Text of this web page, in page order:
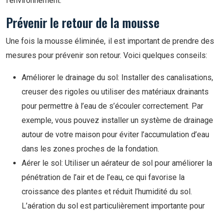
Prévenir le retour de la mousse
Une fois la mousse éliminée, il est important de prendre des
mesures pour prévenir son retour. Voici quelques conseils:
Améliorer le drainage du sol: Installer des canalisations,
creuser des rigoles ou utiliser des matériaux drainants
pour permettre à l’eau de s’écouler correctement. Par
exemple, vous pouvez installer un système de drainage
autour de votre maison pour éviter l’accumulation d’eau
dans les zones proches de la fondation.
Aérer le sol: Utiliser un aérateur de sol pour améliorer la
pénétration de l’air et de l’eau, ce qui favorise la
croissance des plantes et réduit l’humidité du sol.
L’aération du sol est particulièrement importante pour